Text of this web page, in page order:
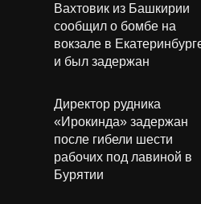
Вахтовик из Башкирии
сообщил о бомбе на
вокзале в
и был задержан
Директор рудника
«Ирокинда» задержан
после гибели шести
рабочих под лавиной в
Бурятии